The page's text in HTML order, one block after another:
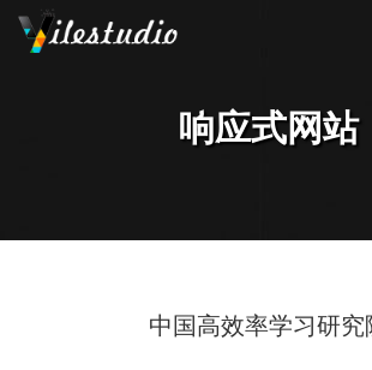
响应式网站
中国高效率学习研究